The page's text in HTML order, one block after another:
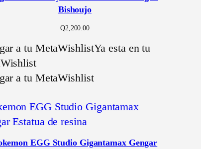
Bishoujo
Q2,200.00
a tu MetaWishlistYa esta en tu
a tu MetaWishlist
EGG Studio Gigantamax Gengar